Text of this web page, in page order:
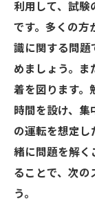
利用して、試験
です。多くの方
識に関する問題
めましょう。ま
着を図ります。
時間を設け、集
の運転を想定し
緒に問題を解く
ることで、次の
う。